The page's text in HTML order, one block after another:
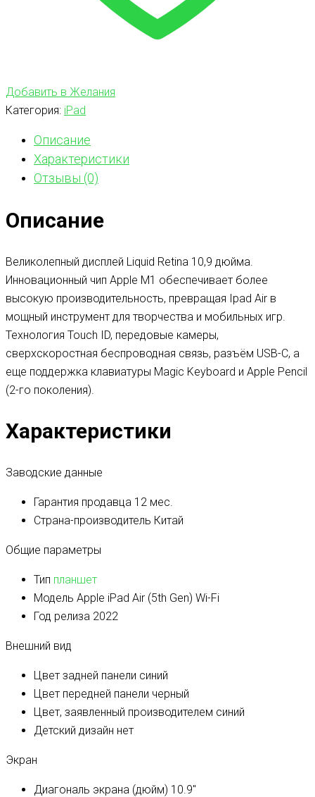
Добавить в Желания
Категория: iPad
Описание
Характеристики
Отзывы (0)
Описание
Великолепный дисплей Liquid Retina 10,9 дюйма.
Инновационный чип Apple M1 обеспечивает более
высокую производительность, превращая Ipad Air в
мощный инструмент для творчества и мобильных игр.
Технология Touch ID, передовые камеры,
сверхскоростная беспроводная связь, разъём USB-C, а
еще поддержка клавиатуры Magic Keyboard и Apple Pencil
(2-го поколения).
Характеристики
Заводские данные
Гарантия продавца 12 мес.
Страна-производитель Китай
Общие параметры
Тип планшет
Модель Apple iPad Air (5th Gen) Wi-Fi
Год релиза 2022
Внешний вид
Цвет задней панели синий
Цвет передней панели черный
Цвет, заявленный производителем синий
Детский дизайн нет
Экран
Диагональ экрана (дюйм) 10.9″